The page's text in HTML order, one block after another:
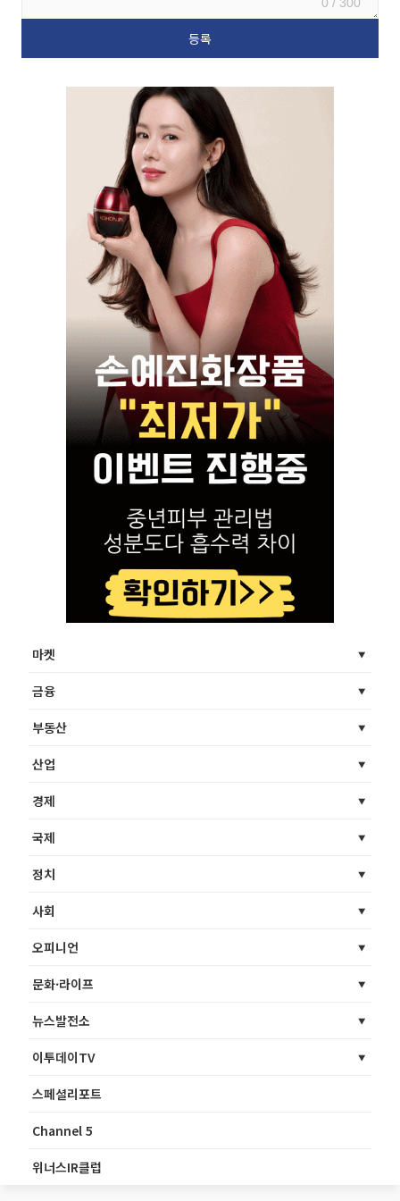
마켓
금융
부동산
산업
경제
국제
정치
사회
오피니언
문화·라이프
뉴스발전소
이투데이TV
스페셜리포트
Channel 5
위너스IR클럽